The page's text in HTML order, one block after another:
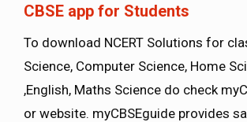
CBSE app for Students
To download NCERT Solutions for
Science, Computer Science, Home
,English, Maths Science do check
or website. myCBSEguide provides